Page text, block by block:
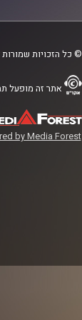
© כל הזכויות
אתר זה מופעל
by Media Forest